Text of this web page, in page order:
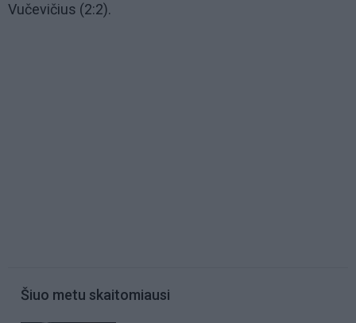
Vučevičius (2:2).
Šiuo metu skaitomiausi